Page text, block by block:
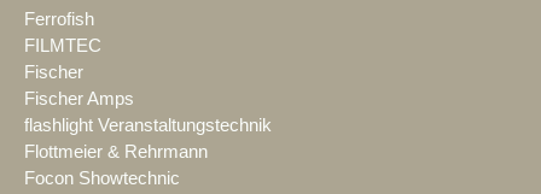
Ferrofish
FILMTEC
Fischer
Fischer Amps
flashlight Veranstaltungstechnik
Flottmeier & Rehrmann
Focon Showtechnic